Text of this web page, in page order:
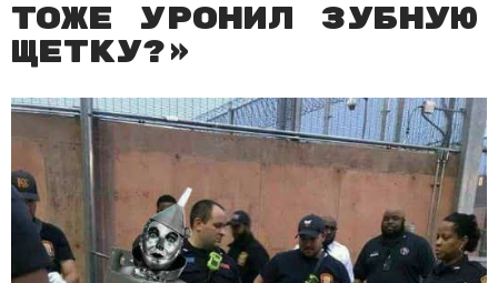
тоже уронил зубную
щетку?»